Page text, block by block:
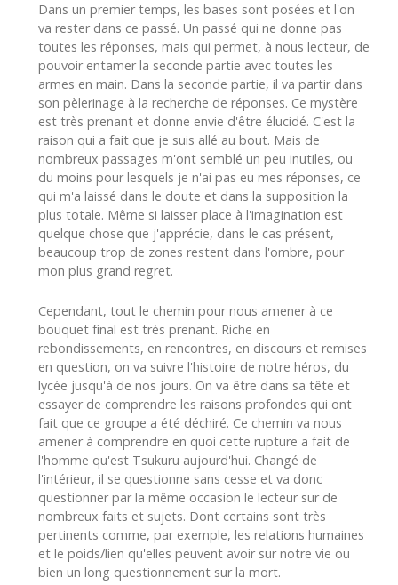
Dans un premier temps, les bases sont posées et l'on
va rester dans ce passé. Un passé qui ne donne pas
toutes les réponses, mais qui permet, à nous lecteur, de
pouvoir entamer la seconde partie avec toutes les
armes en main. Dans la seconde partie, il va partir dans
son pèlerinage à la recherche de réponses. Ce mystère
est très prenant et donne envie d'être élucidé. C'est la
raison qui a fait que je suis allé au bout. Mais de
nombreux passages m'ont semblé un peu inutiles, ou
du moins pour lesquels je n'ai pas eu mes réponses, ce
qui m'a laissé dans le doute et dans la supposition la
plus totale. Même si laisser place à l'imagination est
quelque chose que j'apprécie, dans le cas présent,
beaucoup trop de zones restent dans l'ombre, pour
mon plus grand regret.
Cependant, tout le chemin pour nous amener à ce
bouquet final est très prenant. Riche en
rebondissements, en rencontres, en discours et remises
en question, on va suivre l'histoire de notre héros, du
lycée jusqu'à de nos jours. On va être dans sa tête et
essayer de comprendre les raisons profondes qui ont
fait que ce groupe a été déchiré. Ce chemin va nous
amener à comprendre en quoi cette rupture a fait de
l'homme qu'est Tsukuru aujourd'hui. Changé de
l'intérieur, il se questionne sans cesse et va donc
questionner par la même occasion le lecteur sur de
nombreux faits et sujets. Dont certains sont très
pertinents comme, par exemple, les relations humaines
et le poids/lien qu'elles peuvent avoir sur notre vie ou
bien un long questionnement sur la mort.